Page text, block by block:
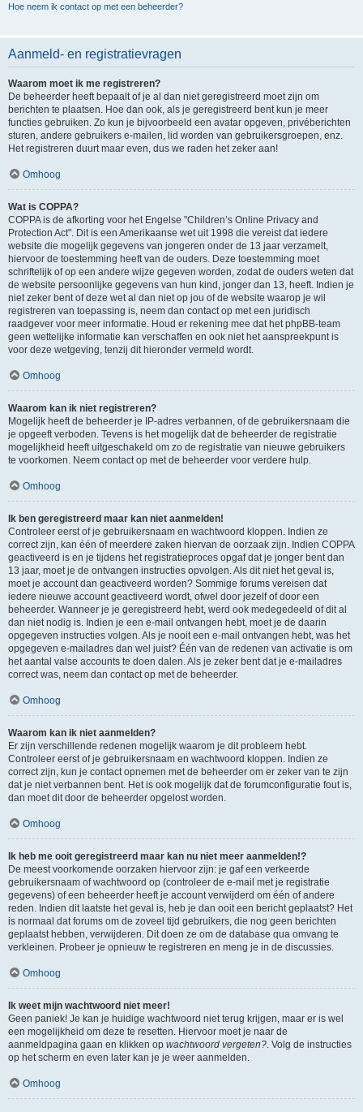
Hoe neem ik contact op met een beheerder?
Aanmeld- en registratievragen
Waarom moet ik me registreren?
De beheerder heeft bepaalt of je al dan niet geregistreerd moet zijn om
berichten te plaatsen. Hoe dan ook, als je geregistreerd bent kun je meer
functies gebruiken. Zo kun je bijvoorbeeld een avatar opgeven, privéberichten
sturen, andere gebruikers e-mailen, lid worden van gebruikersgroepen, enz.
Het registreren duurt maar even, dus we raden het zeker aan!
Omhoog
Wat is COPPA?
COPPA is de afkorting voor het Engelse "Children’s Online Privacy and
Protection Act". Dit is een Amerikaanse wet uit 1998 die vereist dat iedere
website die mogelijk gegevens van jongeren onder de 13 jaar verzamelt,
hiervoor de toestemming heeft van de ouders. Deze toestemming moet
schriftelijk of op een andere wijze gegeven worden, zodat de ouders weten dat
de website persoonlijke gegevens van hun kind, jonger dan 13, heeft. Indien je
niet zeker bent of deze wet al dan niet op jou of de website waarop je wil
registreren van toepassing is, neem dan contact op met een juridisch
raadgever voor meer informatie. Houd er rekening mee dat het phpBB-team
geen wettelijke informatie kan verschaffen en ook niet het aanspreekpunt is
voor deze wetgeving, tenzij dit hieronder vermeld wordt.
Omhoog
Waarom kan ik niet registreren?
Mogelijk heeft de beheerder je IP-adres verbannen, of de gebruikersnaam die
je opgeeft verboden. Tevens is het mogelijk dat de beheerder de registratie
mogelijkheid heeft uitgeschakeld om zo de registratie van nieuwe gebruikers
te voorkomen. Neem contact op met de beheerder voor verdere hulp.
Omhoog
Ik ben geregistreerd maar kan niet aanmelden!
Controleer eerst of je gebruikersnaam en wachtwoord kloppen. Indien ze
correct zijn, kan één of meerdere zaken hiervan de oorzaak zijn. Indien COPPA
geactiveerd is en je tijdens het registratieproces opgaf dat je jonger bent dan
13 jaar, moet je de ontvangen instructies opvolgen. Als dit niet het geval is,
moet je account dan geactiveerd worden? Sommige forums vereisen dat
iedere nieuwe account geactiveerd wordt, ofwel door jezelf of door een
beheerder. Wanneer je je geregistreerd hebt, werd ook medegedeeld of dit al
dan niet nodig is. Indien je een e-mail ontvangen hebt, moet je de daarin
opgegeven instructies volgen. Als je nooit een e-mail ontvangen hebt, was het
opgegeven e-mailadres dan wel juist? Één van de redenen van activatie is om
het aantal valse accounts te doen dalen. Als je zeker bent dat je e-mailadres
correct was, neem dan contact op met de beheerder.
Omhoog
Waarom kan ik niet aanmelden?
Er zijn verschillende redenen mogelijk waarom je dit probleem hebt.
Controleer eerst of je gebruikersnaam en wachtwoord kloppen. Indien ze
correct zijn, kun je contact opnemen met de beheerder om er zeker van te zijn
dat je niet verbannen bent. Het is ook mogelijk dat de forumconfiguratie fout is,
dan moet dit door de beheerder opgelost worden.
Omhoog
Ik heb me ooit geregistreerd maar kan nu niet meer aanmelden!?
De meest voorkomende oorzaken hiervoor zijn: je gaf een verkeerde
gebruikersnaam of wachtwoord op (controleer de e-mail met je registratie
gegevens) of een beheerder heeft je account verwijderd om één of andere
reden. Indien dit laatste het geval is, heb je dan ooit een bericht geplaatst? Het
is normaal dat forums om de zoveel tijd gebruikers, die nog geen berichten
geplaatst hebben, verwijderen. Dit doen ze om de database qua omvang te
verkleinen. Probeer je opnieuw te registreren en meng je in de discussies.
Omhoog
Ik weet mijn wachtwoord niet meer!
Geen paniek! Je kan je huidige wachtwoord niet terug krijgen, maar er is wel
een mogelijkheid om deze te resetten. Hiervoor moet je naar de
aanmeldpagina gaan en klikken op wachtwoord vergeten?. Volg de instructies
op het scherm en even later kan je je weer aanmelden.
Omhoog